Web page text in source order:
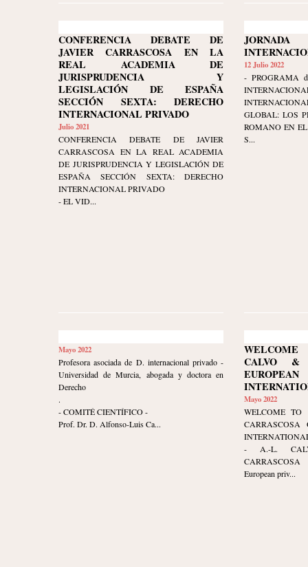
CONFERENCIA DEBATE DE
JAVIER CARRASCOSA EN LA
REAL ACADEMIA DE
JURISPRUDENCIA Y
LEGISLACIÓN DE ESPAÑA
SECCIÓN SEXTA: DERECHO
INTERNACIONAL PRIVADO
Julio 2021
CONFERENCIA DEBATE DE JAVIER
CARRASCOSA EN LA REAL ACADEMIA
DE JURISPRUDENCIA Y LEGISLACIÓN DE
ESPAÑA SECCIÓN SEXTA: DERECHO
INTERNACIONAL PRIVADO
- EL VID...
12 Julio 2022
- PROGRAMA
GLOBAL: LOS
ROMANO EN
S...
Mayo 2022
Profesora asociada de D. internacional privado -
Universidad de Murcia, abogada y doctora en
Derecho
.
- COMITÉ CIENTÍFICO -
Prof. Dr. D. Alfonso-Luis Ca...
CALVO &
Mayo 2022
WELCOME
CARRASCOSA
- A.-L.
European priv...